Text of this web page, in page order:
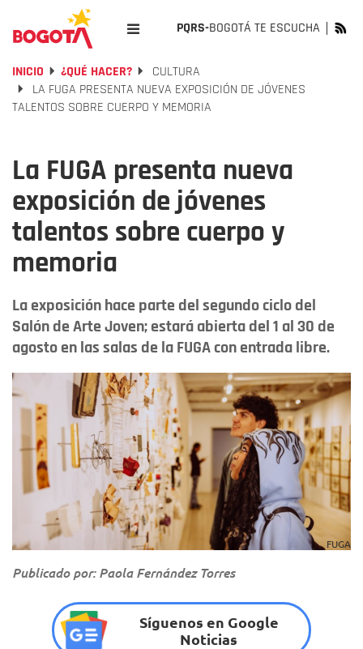
PQRS-BOGOTÁ TE ESCUCHA
INICIO ¿QUÉ HACER?
CULTURA
LA FUGA PRESENTA NUEVA EXPOSICIÓN DE JÓVENES
TALENTOS SOBRE CUERPO Y MEMORIA
La FUGA presenta nueva
exposición de jóvenes
talentos sobre cuerpo y
memoria
La exposición hace parte del segundo ciclo del
Salón de Arte Joven; estará abierta del 1 al 30 de
agosto en las salas de la FUGA con entrada libre.
FUGA
Publicado por: Paola Fernández Torres
Síguenos en Google
Noticias